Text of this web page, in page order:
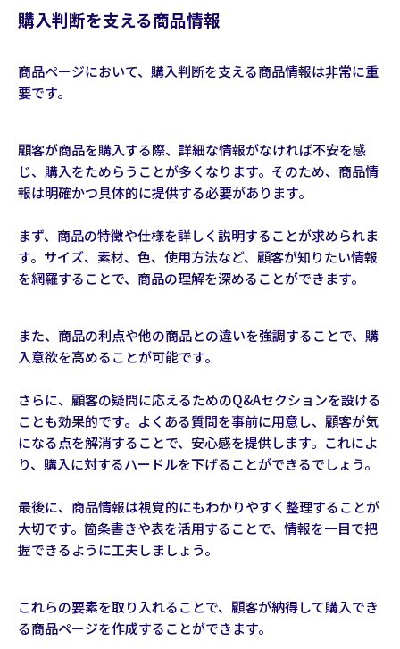
購入判断を支える商品情報
商品ページにおいて、購入判断を支える商品情報は非常に重
要です。
顧客が商品を購入する際、詳細な情報がなければ不安を感
じ、購入をためらうことが多くなります。そのため、商品情
報は明確かつ具体的に提供する必要があります。
まず、商品の特徴や仕様を詳しく説明することが求められま
す。サイズ、素材、色、使用方法など、顧客が知りたい情報
を網羅することで、商品の理解を深めることができます。
また、商品の利点や他の商品との違いを強調することで、購
入意欲を高めることが可能です。
さらに、顧客の疑問に応えるためのQ&Aセクションを設ける
ことも効果的です。よくある質問を事前に用意し、顧客が気
になる点を解消することで、安心感を提供します。これによ
り、購入に対するハードルを下げることができるでしょう。
最後に、商品情報は視覚的にもわかりやすく整理することが
大切です。箇条書きや表を活用することで、情報を一目で把
握できるように工夫しましょう。
これらの要素を取り入れることで、顧客が納得して購入でき
る商品ページを作成することができます。